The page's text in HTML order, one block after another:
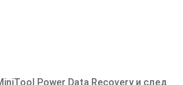
Power Data Recovery и след